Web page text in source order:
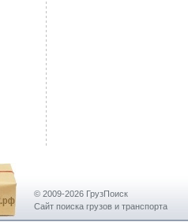
© 2009-2026 ГрузПоиск
Сайт поиска грузов и транспорта